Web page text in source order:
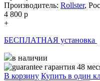
Производитель: Rollster,
4 800 p
+
БЕСПЛАТНАЯ установка
в наличии
гарантия 48
В корзину Купить в один